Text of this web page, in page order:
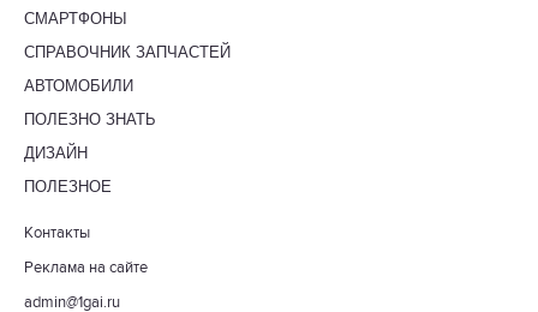
СМАРТФОНЫ
СПРАВОЧНИК ЗАПЧАСТЕЙ
АВТОМОБИЛИ
ПОЛЕЗНО ЗНАТЬ
ДИЗАЙН
ПОЛЕЗНОЕ
Контакты
Реклама на сайте
admin@1gai.ru